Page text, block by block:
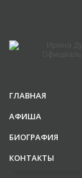
ГЛАВНАЯ
АФИША
БИОГРАФИЯ
КОНТАКТЫ